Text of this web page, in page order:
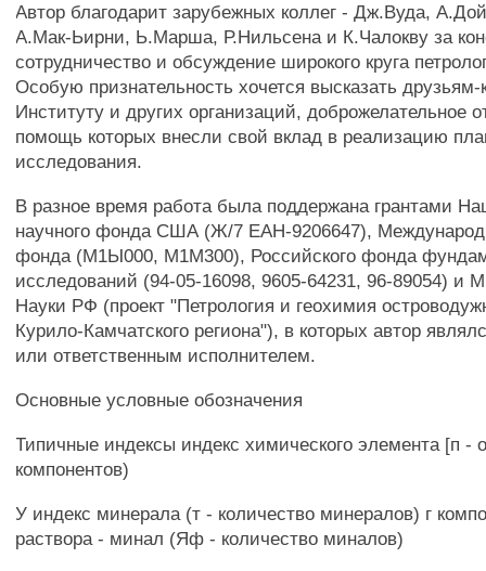
Автор благодарит зарубежных коллег - Дж.Вуда,
А.Мак-Ьирни, Ь.Марша, Р.Нильсена и К.Чалокву за
сотрудничество и обсуждение широкого круга
Особую признательность хочется высказать друзьям-
Институту и других организаций, доброжелательное
помощь которых внесли свой вклад в реализацию
исследования.
В разное время работа была поддержана грантами
научного фонда США (Ж/7 ЕАН-9206647),
фонда (М1Ы000, М1М300), Российского фонда
исследований (94-05-16098, 9605-64231, 96-89054) и
Науки РФ (проект "Петрология и геохимия
Курило-Камчатского региона"), в которых автор
или ответственным исполнителем.
Основные условные обозначения
Типичные индексы индекс химического элемента [п -
компонентов)
У индекс минерала (т - количество минералов) г
раствора - минал (Яф - количество миналов)